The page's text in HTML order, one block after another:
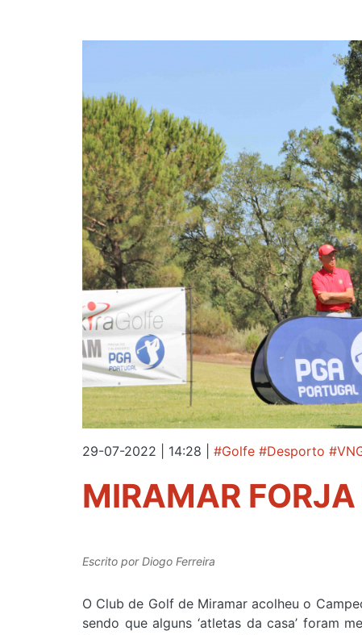
29-07-2022 | 14:28 #Golfe #Desporto
MIRAMAR
Escrito porDiogo Ferreira
O Club de Golf de Miramar acolheu o
sendo que alguns ‘atletas da casa’ foram